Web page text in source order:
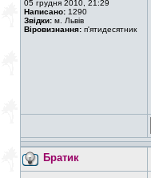
05 грудня 2010, 21:29
Написано: 1290
Звідки: м. Львів
Віровизнання: п'ятидесятник
Братик